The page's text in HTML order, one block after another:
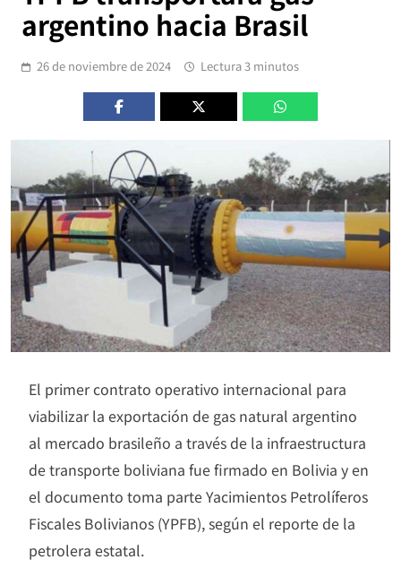
argentino hacia Brasil
26 de noviembre de 2024 Lectura 3 minutos
El primer contrato operativo internacional para
viabilizar la exportación de gas natural argentino
al mercado brasileño a través de la infraestructura
de transporte boliviana fue firmado en Bolivia y en
el documento toma parte Yacimientos Petrolíferos
Fiscales Bolivianos (YPFB), según el reporte de la
petrolera estatal.